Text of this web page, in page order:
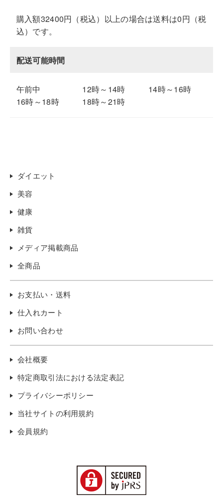
購入額32400円（税込）以上の場合は送料は0円（税
込）です。
配送可能時間
午前中 12時～14時
14時～16時
16時～18時
18時～21時
ダイエット
美容
健康
雑貨
メディア掲載商品
全商品
お支払い・送料
仕入れカート
お問い合わせ
会社概要
特定商取引法における法定表記
プライバシーポリシー
当社サイトの利用規約
会員規約